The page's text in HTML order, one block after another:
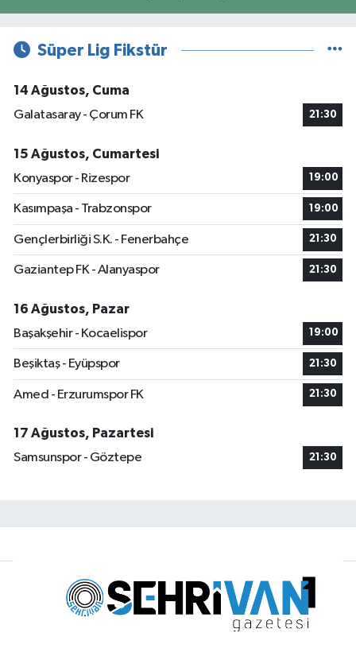
Süper Lig Fikstür
14 Ağustos, Cuma
Galatasaray - Çorum FK
21:30
15 Ağustos, Cumartesi
Konyaspor - Rizespor
19:00
Kasımpaşa - Trabzonspor 19:00
Gençlerbirliği S.K. - Fenerbahçe 21:30
Gaziantep FK - Alanyaspor 21:30
16 Ağustos, Pazar
Başakşehir - Kocaelispor
19:00
Beşiktaş - Eyüpspor 21:30
Amed - Erzurumspor FK 21:30
17 Ağustos, Pazartesi
Samsunspor - Göztepe
21:30